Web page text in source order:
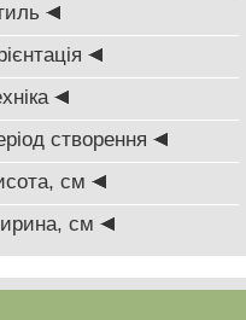
створення
см
см